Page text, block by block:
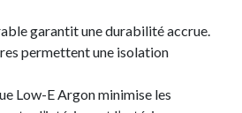
garantit une durabilité accrue.
permettent une isolation
Low-E Argon minimise les